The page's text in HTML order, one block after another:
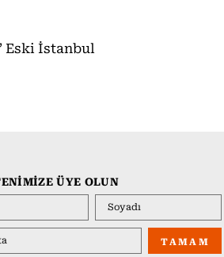
Eski İstanbul
ÜYE OLUN
TAMAM